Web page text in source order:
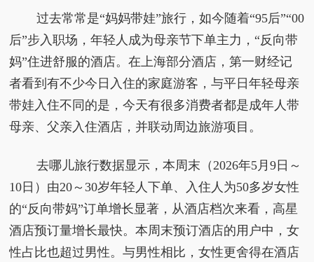
过去常常是“妈妈带娃”旅行，如今随着“95后”“00
后”步入职场，年轻人成为母亲节下单主力，“反向带
妈”住进舒服的酒店。在上海部分酒店，第一财经记
者看到有不少今日入住的家庭游客，与平日年轻母亲
带娃入住不同的是，今天有很多消费者都是成年人带
母亲、父亲入住酒店，并联动周边旅游项目。
去哪儿旅行数据显示，本周末（2026年5月9日～
10日）由20～30岁年轻人下单、入住人为50多岁女性
的“反向带妈”订单增长显著，从酒店档次来看，高星
酒店预订量增长最快。本周末预订酒店的用户中，女
性占比也超过男性。与男性相比，女性更舍得在酒店